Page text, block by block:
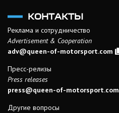
КОНТАКТЫ
Реклама и сотрудничество
Advertisement & Cooperation
adv@queen-of-motorsport.com
Пресс-релизы
Press releases
press@queen-of-motorsport.com
Другие вопросы